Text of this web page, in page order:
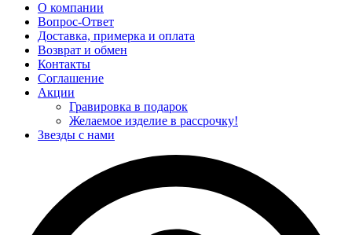
О компании
Вопрос-Ответ
Доставка, примерка и оплата
Возврат и обмен
Контакты
Соглашение
Акции
Гравировка в подарок
Желаемое изделие в рассрочку!
Звезды с нами